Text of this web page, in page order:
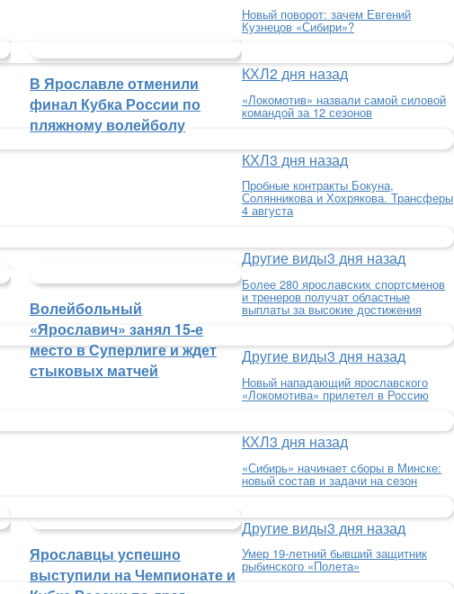
В Ярославле отменили
финал Кубка России по
пляжному волейболу
Волейбольный
«Ярославич» занял 15-е
место в Суперлиге и ждет
стыковых матчей
Ярославцы успешно
выступили на Чемпионате и
Новый поворот: зачем Евгений
Кузнецов «Сибири»?
КХЛ2 дня назад
«Локомотив» назвали самой силовой
командой за 12 сезонов
КХЛ3 дня назад
Пробные контракты Бокуна,
Солянникова и Хохрякова. Трансферы
4 августа
Другие виды3 дня назад
Более 280 ярославских спортсменов
и тренеров получат областные
выплаты за высокие достижения
Другие виды3 дня назад
Новый нападающий ярославского
«Локомотива» прилетел в Россию
КХЛ3 дня назад
«Сибирь» начинает сборы в Минске:
новый состав и задачи на сезон
Другие виды3 дня назад
Умер 19-летний бывший защитник
рыбинского «Полета»